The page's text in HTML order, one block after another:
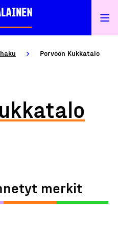
Porvoon Kukkatalo
merkit